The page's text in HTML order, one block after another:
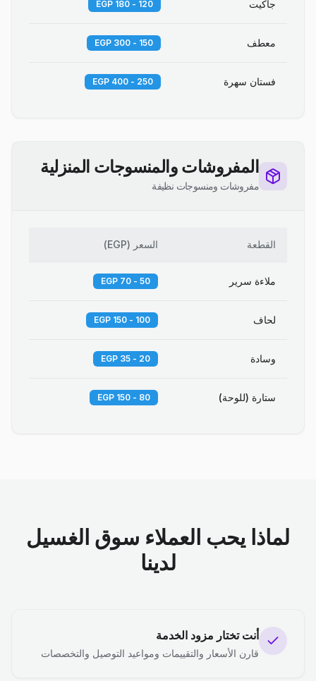
جاكيت 120 - 180 EGP
معطف 150 - 300 EGP
فستان سهرة 250 - 400 EGP
المفروشات والمنسوجات المنزلية
مفروشات ومنسوجات نظيفة
القطعة السعر (
EGP
)
ملاءة سرير 50 - 70 EGP
لحاف 100 - 150 EGP
وسادة 20 - 35 EGP
ستارة (للوحة) 80 - 150 EGP
لماذا يحب العملاء سوق الغسيل
لدينا
أنت تختار مزود الخدمة
قارن الأسعار والتقييمات ومواعيد التوصيل والتخصصات